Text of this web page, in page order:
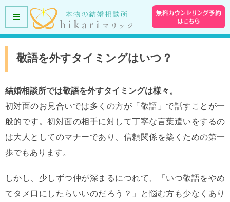
敬語を外すタイミングはいつ？
結婚相談所では敬語を外すタイミングは様々。
初対面のお見合いでは多くの方が「敬語」で話すことが一
般的です。初対面の相手に対して丁寧な言葉遣いをするの
は大人としてのマナーであり、信頼関係を築くための第一
歩でもあります。
しかし、少しずつ仲が深まるにつれて、「いつ敬語をやめ
てタメ口にしたらいいのだろう？」と悩む方も少なくあり